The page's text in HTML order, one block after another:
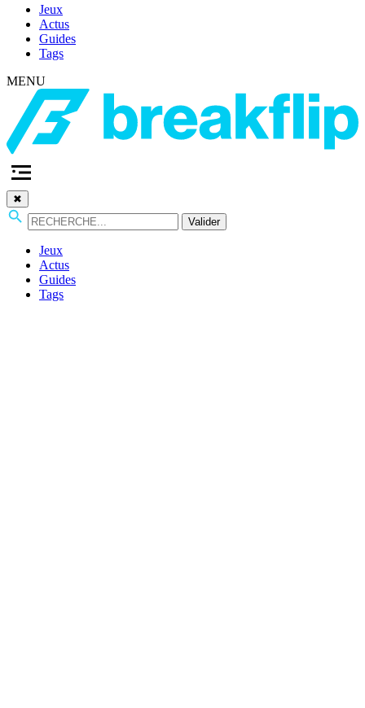
Jeux
Actus
Guides
Tags
MENU
✖
Valider
Jeux
Actus
Guides
Tags